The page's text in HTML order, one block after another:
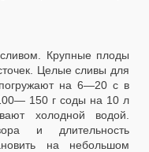
Крупные плоды
Целые сливы для
на 6—20 с в
150 г соды на 10 л
холодной водой.
и длительность
на небольшом